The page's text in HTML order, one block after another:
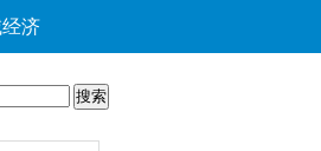
济